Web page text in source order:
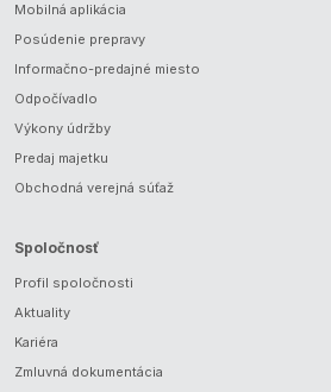
Mobilná aplikácia
Posúdenie prepravy
Informačno-predajné miesto
Odpočívadlo
Výkony údržby
Predaj majetku
Obchodná verejná súťaž
Spoločnosť
Profil spoločnosti
Aktuality
Kariéra
Zmluvná dokumentácia